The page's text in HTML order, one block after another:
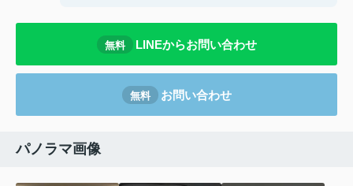
無料 LINEからお問い合わせ
無料 お問い合わせ
パノラマ画像